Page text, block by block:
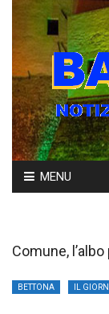
Skip
to
MENU
Comune,
BETTONA